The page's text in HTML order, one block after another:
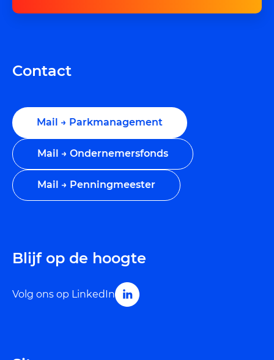
Contact
Mail → Parkmanagement
Mail → Ondernemersfonds
Mail → Penningmeester
Blijf op de hoogte
Volg ons op LinkedIn